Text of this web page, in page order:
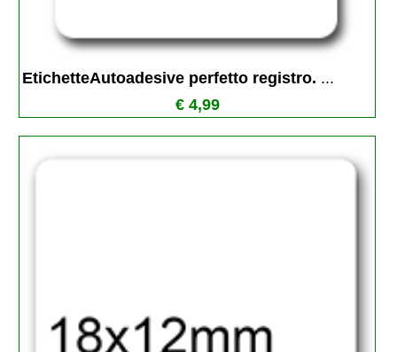
EtichetteAutoadesive perfetto registro. ...
€ 4,99